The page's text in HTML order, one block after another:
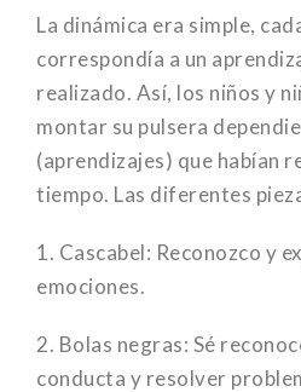
La dinámica era simple,
correspondía a un
realizado. Así, los niños y
montar su pulsera
(aprendizajes) que habían
tiempo. Las diferentes
1. Cascabel: Reconozco y
emociones.
2. Bolas negras: Sé
conducta y resolver